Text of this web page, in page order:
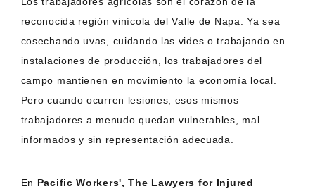
reconocida región vinícola del Valle de Napa. Ya sea
cosechando uvas, cuidando las vides o trabajando en
instalaciones de producción, los trabajadores del
campo mantienen en movimiento la economía local.
Pero cuando ocurren lesiones, esos mismos
trabajadores a menudo quedan vulnerables, mal
informados y sin representación adecuada.
En Pacific Workers', The Lawyers for Injured